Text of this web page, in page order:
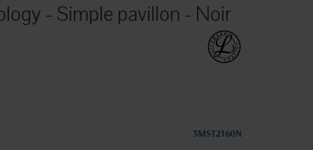
- Simple pavillon - Noir
3MST2160N